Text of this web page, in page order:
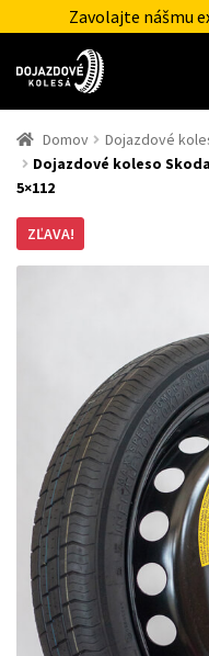
Zavolajte nášmu
Domov Dojazdové
Dojazdové koleso Skoda
5×112
ZĽAVA!